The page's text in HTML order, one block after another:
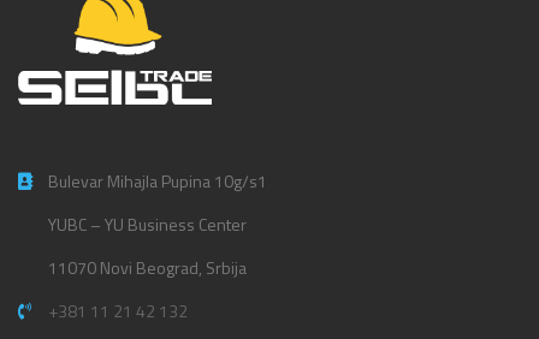
Bulevar Mihajla Pupina 10g/s1
YUBC – YU Business Center
11070 Novi Beograd, Srbija
+381 11 21 42 132